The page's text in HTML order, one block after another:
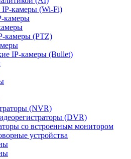
IP-камеры (Wi-Fi)
камеры
камеры (PTZ)
IP-камеры (Bullet)
(NVR)
(DVR)
со встроенным монитором
устройства